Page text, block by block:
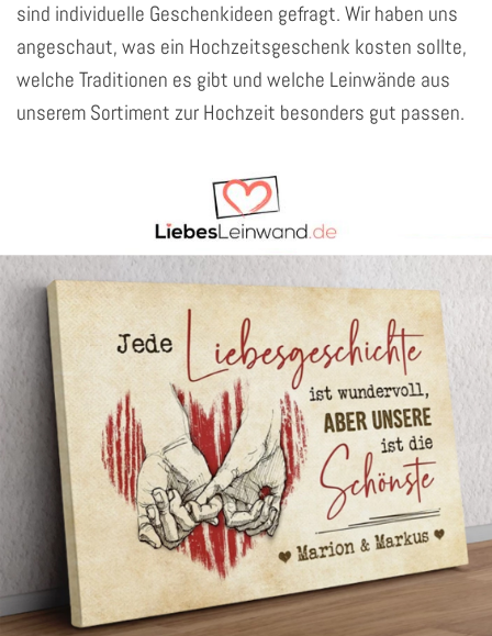
sind individuelle Geschenkideen gefragt. Wir haben uns
angeschaut, was ein Hochzeitsgeschenk kosten sollte,
welche Traditionen es gibt und welche Leinwände aus
unserem Sortiment zur Hochzeit besonders gut passen.